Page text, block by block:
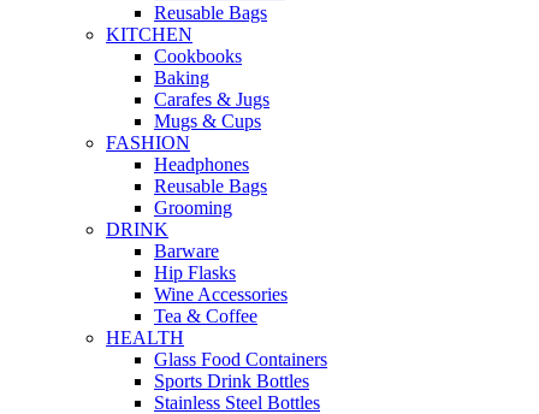
Reusable Bags
KITCHEN
Cookbooks
Baking
Carafes & Jugs
Mugs & Cups
FASHION
Headphones
Reusable Bags
Grooming
DRINK
Barware
Hip Flasks
Wine Accessories
Tea & Coffee
HEALTH
Glass Food Containers
Sports Drink Bottles
Stainless Steel Bottles